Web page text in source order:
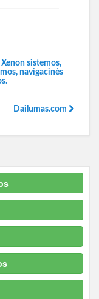
sistemos,
navigacinės
Dailumas.com